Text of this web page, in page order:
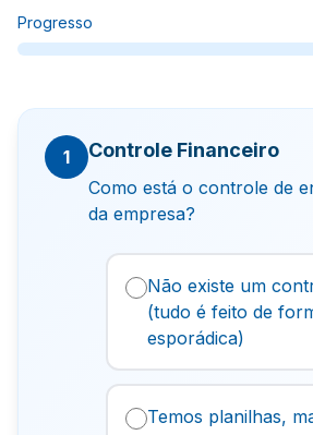
Progresso
1 Controle Financeiro
Como está o controle de
da empresa?
Não existe um
(tudo é feito de
esporádica)
Temos planilhas,